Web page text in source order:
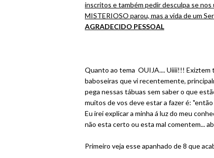
inscritos e também pedir desculpa se
MISTERIOSO parou, mas a vida de um
AGRADECIDO PESSOAL
Quanto ao tema OUIJA.... Uiiii!!! Exiztem
baboseiras que vi recentemente,
pega nessas tábuas sem saber o que
muitos de vos deve estar a fazer é:
Eu irei explicar a minha á luz do meu
não esta certo ou esta mal comentem...
Primeiro veja esse apanhado de 8 que